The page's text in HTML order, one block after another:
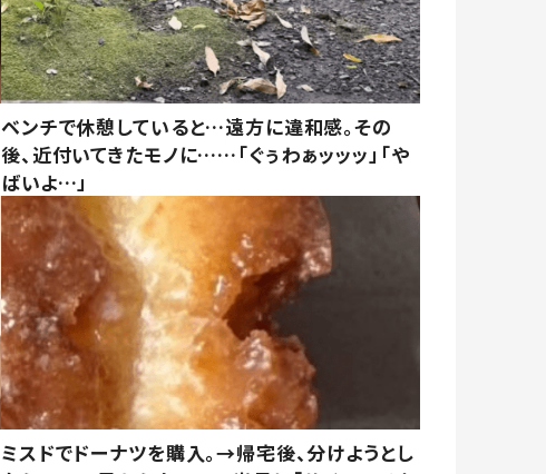
ベンチで休憩していると…遠方に違和感。その
後、近付いてきたモノに……「ぐぅわぁッッッ」「や
ばいよ…」
ミスドでドーナツを購入。→帰宅後、分けようとし